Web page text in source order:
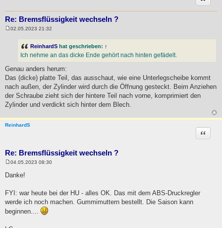
Re: Bremsflüssigkeit wechseln ?
g
02.05.2023 21:32
ReinhardS hat geschrieben: ↑
Ich nehme an das dicke Ende gehört nach hinten gefädelt.
Genau anders herum:
Das (dicke) platte Teil, das ausschaut, wie eine Unterlegscheibe kommt
nach außen, der Zylinder wird durch die Öffnung gesteckt. Beim Anziehen
der Schraube zieht sich der hintere Teil nach vorne, komprimiert den
Zylinder und verdickt sich hinter dem Blech.
ReinhardS
Re: Bremsflüssigkeit wechseln ?
Zitat
i
r
a
g
04.05.2023 08:30
Danke!
FYI: war heute bei der HU - alles OK. Das mit dem ABS-Druckregler
werde ich noch machen. Gummimuttern bestellt. Die Saison kann
beginnen....